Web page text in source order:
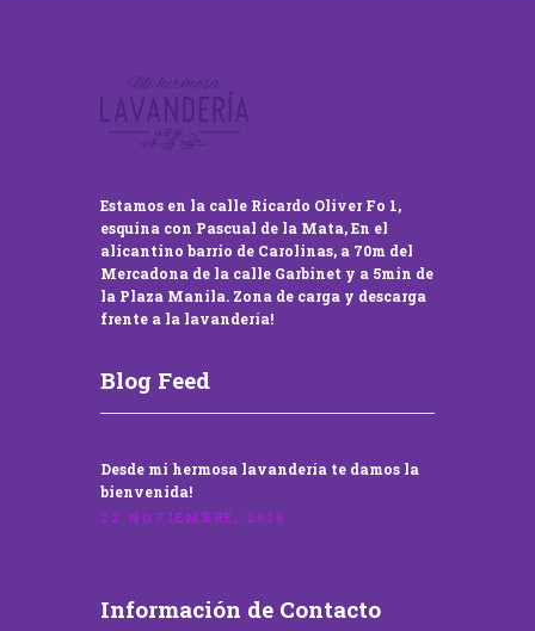
Estamos en la calle Ricardo Oliver Fo 1,
esquina con Pascual de la Mata, En el
alicantino barrio de Carolinas, a 70m del
Mercadona de la calle Garbinet y a 5min de
la Plaza Manila. Zona de carga y descarga
frente a la lavandería!
Blog Feed
Desde mi hermosa lavandería te damos la
bienvenida!
22 NOVIEMBRE, 2016
Información de Contacto